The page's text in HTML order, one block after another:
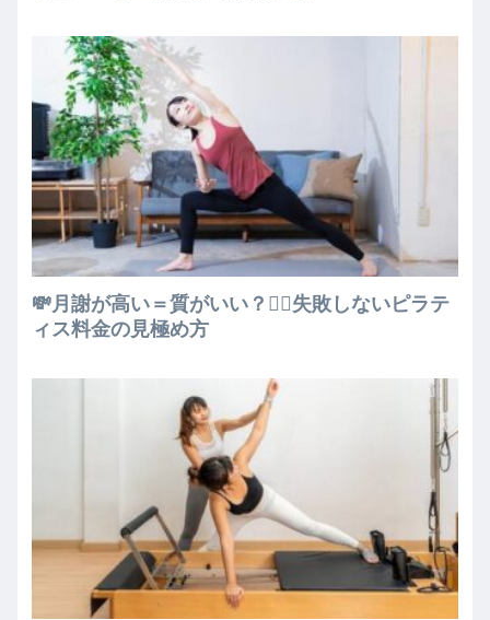
💸月謝が高い＝質がいい？🧘‍♀️失敗しないピラテ
ィス料金の見極め方